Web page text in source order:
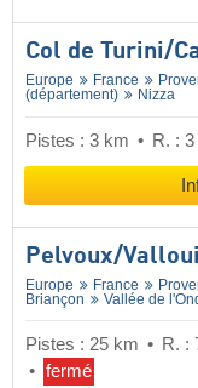
Col de Turini/​
Europe France
(département)
Nizza
Pistes : 3 km R. : 3
Pelvoux/​
Europe France
Briançon
Vallée de
Pistes : 25 km R. :
fermé